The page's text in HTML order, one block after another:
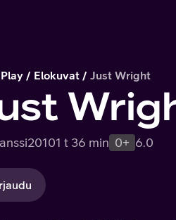
Elokuvat Just Wright
20101 t 36 min 0+ 6.0